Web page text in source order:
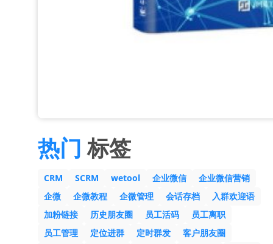
热门 标签
CRM SCRM wetool 企业微信
企业微信营销
企微
企微教程 企微管理 会话存档
入群欢迎语
加粉链接
历史朋友圈 员工活码
员工离职
员工管理
定位进群 定时群发
客户朋友圈